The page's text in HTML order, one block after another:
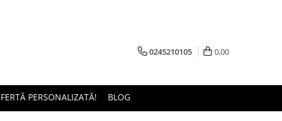
0245210105 0,00
PERSONALIZATĂ! BLOG